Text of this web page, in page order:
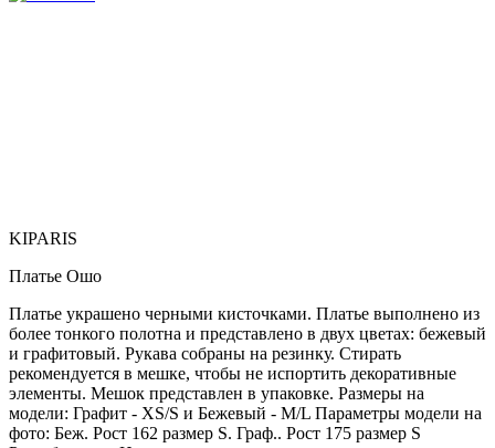
KIPARIS
Платье Ошо
Платье украшено черными кисточками. Платье выполнено из
более тонкого полотна и представлено в двух цветах: бежевый
и графитовый. Рукава собраны на резинку. Стирать
рекомендуется в мешке, чтобы не испортить декоративные
элементы. Мешок представлен в упаковке. Размеры на
модели: Графит - XS/S и Бежевый - M/L Параметры модели на
фото: Беж. Рост 162 размер S. Граф.. Рост 175 размер S